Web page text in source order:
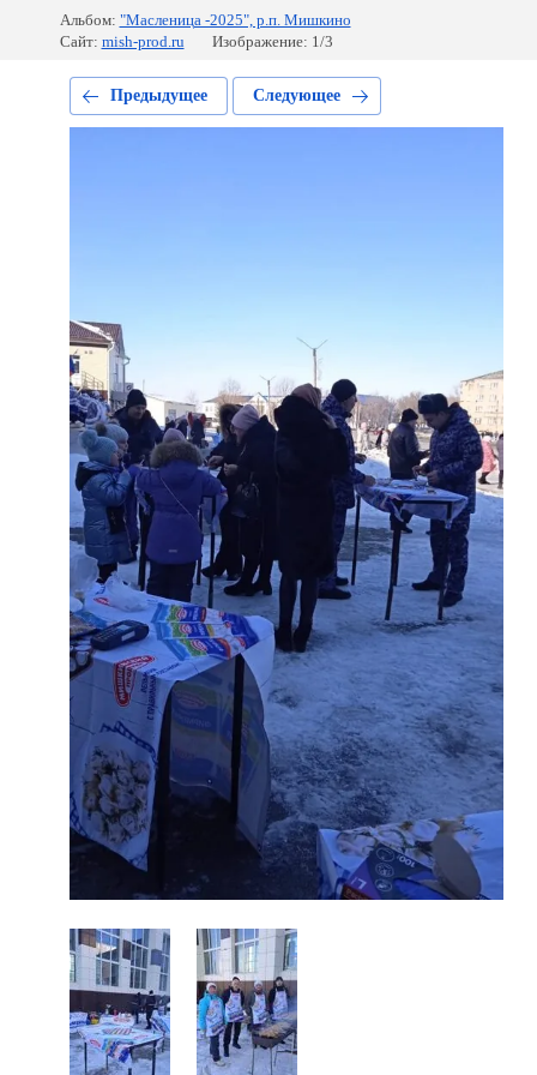
Альбом: "Масленица -2025", р.п. Мишкино
Сайт: mish-prod.ru Изображение: 1/3
Предыдущее Следующее